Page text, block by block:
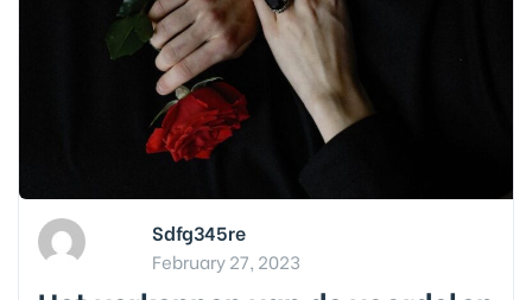
Sdfg345re
February 27, 2023